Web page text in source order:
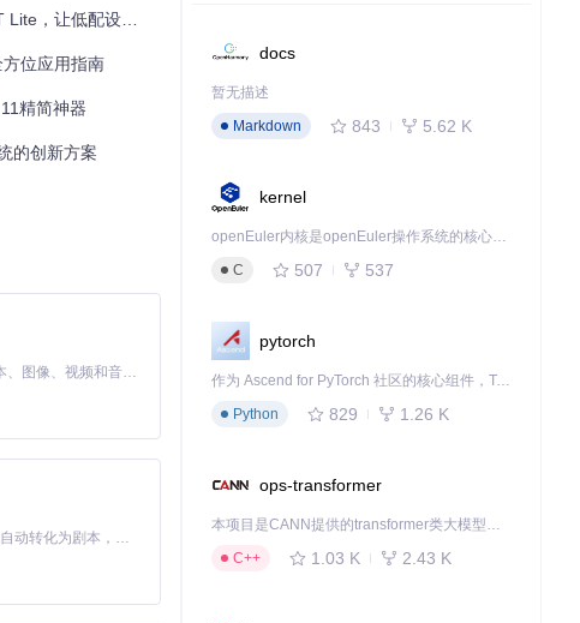
低配设备焕发新生
位应用指南
精简神器
的创新方案
MiniMax H3 是一个通用的全模态生成系统。它支持对由文本、图像、视频和音频组成的多模态上下文进行统一理解，并能生成分辨率高达 2K、时长可达 15 秒的带原生立体声音频的视频。得益于面向任务泛化的系统设计，H3 在预训练阶段就已具备广泛的多模态上下文理解与生成能力，能够出色地执行复杂的多模态指令。
Toonflow 是一款 AI 短剧漫剧工具，能够利用 AI 技术将小说自动转化为剧本，并结合 AI 生成的图片和视频，实现高效的短剧创作。借助 Toonflow，可以轻松完成从文字到影像的全流程，让短剧制作变得更加智能与便捷。
docs
暂无描述
Markdown
843 5.62 K
kernel
openEuler内核是openEuler操作系统的核心，既是系统性能与稳定性的基石，也是连接处理器、设备与服务的桥梁。
C
507 537
pytorch
作为 Ascend for PyTorch 社区的核心组件，TorchNPU 是昇腾专为 PyTorch 打造的深度学习适配插件，使 PyTorch 框架能够直接调用昇腾 NPU，为开发者提供昇腾 AI 处理器的超强算力。
Python
829 1.26 K
ops-transformer
本项目是CANN提供的transformer类大模型算子库，实现网络在NPU上加速计算。
C++
1.03 K 2.43 K